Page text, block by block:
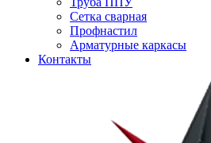
Сетка сварная
Профнастил
Арматурные каркасы
Контакты